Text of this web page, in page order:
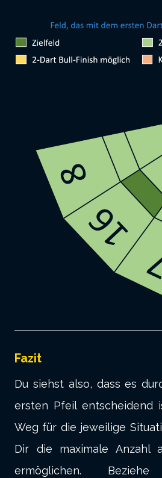
Fazit
Du siehst also, dass es
ersten Pfeil entscheidend
Weg für die jeweilige
Dir die maximale Anzahl
ermöglichen.